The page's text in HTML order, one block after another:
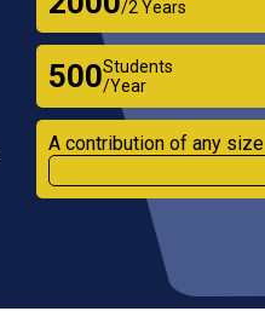
/2 Years
₹500Students
/Year
A contribution of any size